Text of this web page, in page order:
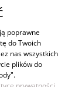
poprawne
do Twoich
nas wszystkich
plików do